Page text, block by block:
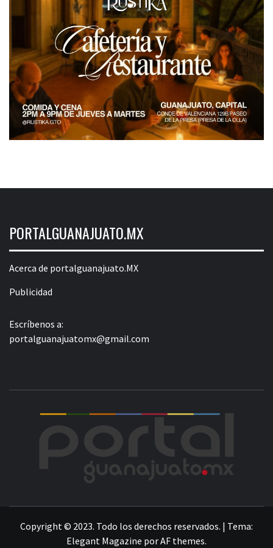
PORTALGUANAJUATO.MX
Acerca de portalguanajuato.MX
Publicidad
Escríbenos a:
portalguanajuatomx@gmail.com
Copyright © 2023. Todo los derechos reservados. | Tema:
Elegant Magazine porAF themes.